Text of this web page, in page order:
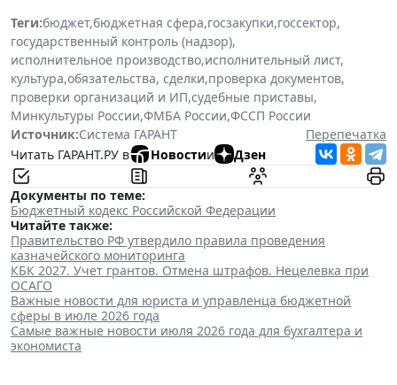
Теги:бюджет,бюджетная сфера,госзакупки,госсектор,
государственный контроль (надзор),
исполнительное производство,исполнительный лист,
культура,обязательства, сделки,проверка документов,
проверки организаций и ИП,судебные приставы,
Минкультуры России,ФМБА России,ФССП России
Источник:Система ГАРАНТ
Перепечатка
Читать ГАРАНТ.РУ в
Новостии Дзен
Документы по теме:
Бюджетный кодекс Российской Федерации
Читайте также:
Правительство РФ утвердило правила проведения
казначейского мониторинга
КБК 2027. Учет грантов. Отмена штрафов. Нецелевка при
ОСАГО
Важные новости для юриста и управленца бюджетной
сферы в июле 2026 года
Самые важные новости июля 2026 года для бухгалтера и
экономиста